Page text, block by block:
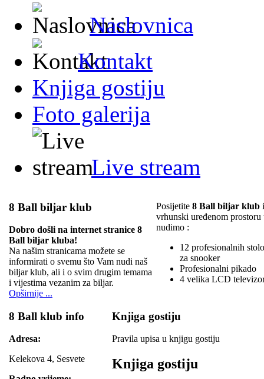
Naslovnica
Kontakt
Knjiga gostiju
Foto galerija
Live stream
8 Ball biljar klub
Dobro došli na internet stranice 8
Ball biljar kluba!
Na našim stranicama možete se
informirati o svemu što Vam nudi naš
biljar klub, ali i o svim drugim temama
i vijestima vezanim za biljar.
Opširnije ...
Posijetite 8 Ball biljar klub
vrhunski uređenom
nudimo :
12 profesionalnih
za snooker
Profesionalni pikado
4 velika LCD
8 Ball klub info
Adresa:
Kelekova 4, Sesvete
Knjiga gostiju
Pravila upisa u knjigu gostiju
Knjiga gostiju